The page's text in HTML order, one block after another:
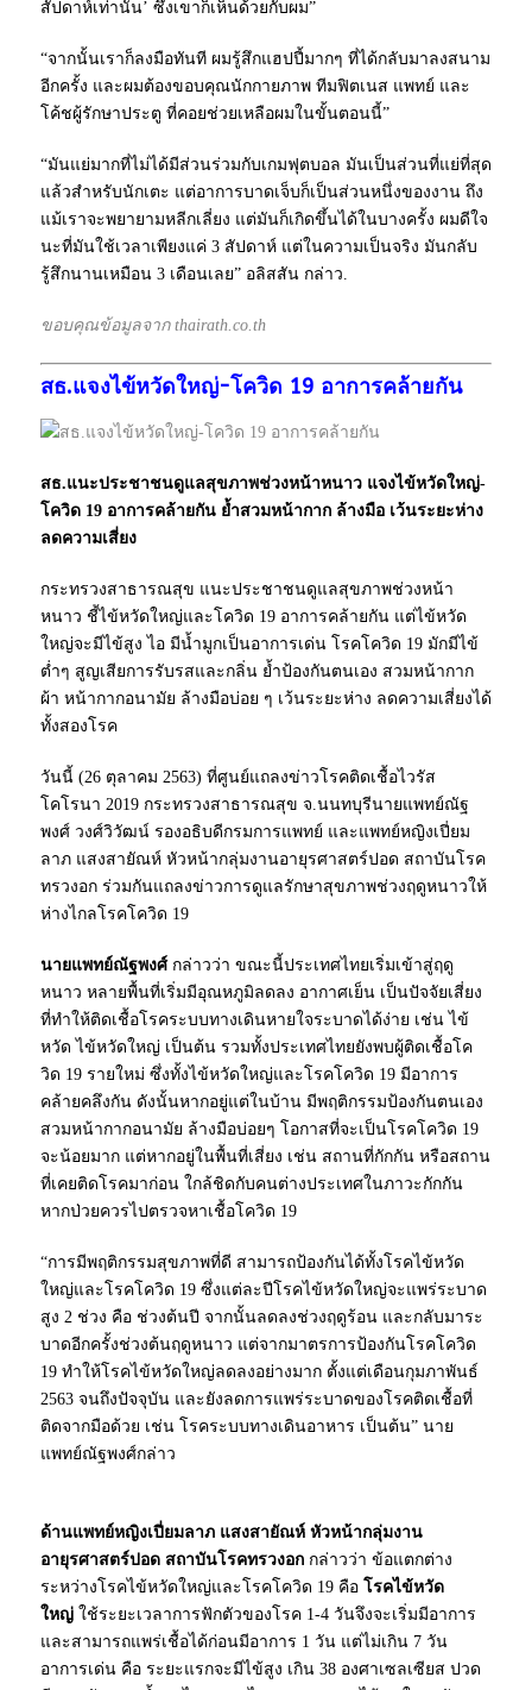
สัปดาห์เท่านั้น’ ซึ่งเขาก็เห็นด้วยกับผม”
“จากนั้นเราก็ลงมือทันที ผมรู้สึกแฮปปี้มากๆ ที่ได้กลับมาลงสนาม
อีกครั้ง และผมต้องขอบคุณนักกายภาพ ทีมฟิตเนส แพทย์ และ
โค้ชผู้รักษาประตู ที่คอยช่วยเหลือผมในขั้นตอนนี้”
“มันแย่มากที่ไม่ได้มีส่วนร่วมกับเกมฟุตบอล มันเป็นส่วนที่แย่ที่สุด
แล้วสำหรับนักเตะ แต่อาการบาดเจ็บก็เป็นส่วนหนึ่งของงาน ถึง
แม้เราจะพยายามหลีกเลี่ยง แต่มันก็เกิดขึ้นได้ในบางครั้ง ผมดีใจ
นะที่มันใช้เวลาเพียงแค่ 3 สัปดาห์ แต่ในความเป็นจริง มันกลับ
รู้สึกนานเหมือน 3 เดือนเลย” อลิสสัน กล่าว.
ขอบคุณข้อมูลจาก thairath.co.th
สธ.แจงไข้หวัดใหญ่-โควิด 19 อาการคล้ายกัน
สธ.แนะประชาชนดูแลสุขภาพช่วงหน้าหนาว แจงไข้หวัดใหญ่-
โควิด 19 อาการคล้ายกัน ย้ำสวมหน้ากาก ล้างมือ เว้นระยะห่าง
ลดความเสี่ยง
กระทรวงสาธารณสุข แนะประชาชนดูแลสุขภาพช่วงหน้า
หนาว ชี้ไข้หวัดใหญ่และโควิด 19 อาการคล้ายกัน แต่ไข้หวัด
ใหญ่จะมีไข้สูง ไอ มีน้ำมูกเป็นอาการเด่น โรคโควิด 19 มักมีไข้
ต่ำๆ สูญเสียการรับรสและกลิ่น ย้ำป้องกันตนเอง สวมหน้ากาก
ผ้า หน้ากากอนามัย ล้างมือบ่อย ๆ เว้นระยะห่าง ลดความเสี่ยงได้
ทั้งสองโรค
วันนี้ (26 ตุลาคม 2563) ที่ศูนย์แถลงข่าวโรคติดเชื้อไวรัส
โคโรนา 2019 กระทรวงสาธารณสุข จ.นนทบุรีนายแพทย์ณัฐ
พงศ์ วงศ์วิวัฒน์ รองอธิบดีกรมการแพทย์ และแพทย์หญิงเปี่ยม
ลาภ แสงสายัณห์ หัวหน้ากลุ่มงานอายุรศาสตร์ปอด สถาบันโรค
ทรวงอก ร่วมกันแถลงข่าวการดูแลรักษาสุขภาพช่วงฤดูหนาวให้
ห่างไกลโรคโควิด 19
นายแพทย์ณัฐพงศ์ กล่าวว่า ขณะนี้ประเทศไทยเริ่มเข้าสู่ฤดู
หนาว หลายพื้นที่เริ่มมีอุณหภูมิลดลง อากาศเย็น เป็นปัจจัยเสี่ยง
ที่ทำให้ติดเชื้อโรคระบบทางเดินหายใจระบาดได้ง่าย เช่น ไข้
หวัด ไข้หวัดใหญ่ เป็นต้น รวมทั้งประเทศไทยยังพบผู้ติดเชื้อโค
วิด 19 รายใหม่ ซึ่งทั้งไข้หวัดใหญ่และโรคโควิด 19 มีอาการ
คล้ายคลึงกัน ดังนั้นหากอยู่แต่ในบ้าน มีพฤติกรรมป้องกันตนเอง
สวมหน้ากากอนามัย ล้างมือบ่อยๆ โอกาสที่จะเป็นโรคโควิด 19
จะน้อยมาก แต่หากอยู่ในพื้นที่เสี่ยง เช่น สถานที่กักกัน หรือสถาน
ที่เคยติดโรคมาก่อน ใกล้ชิดกับคนต่างประเทศในภาวะกักกัน
หากป่วยควรไปตรวจหาเชื้อโควิด 19
“การมีพฤติกรรมสุขภาพที่ดี สามารถป้องกันได้ทั้งโรคไข้หวัด
ใหญ่และโรคโควิด 19 ซึ่งแต่ละปีโรคไข้หวัดใหญ่จะแพร่ระบาด
สูง 2 ช่วง คือ ช่วงต้นปี จากนั้นลดลงช่วงฤดูร้อน และกลับมาระ
บาดอีกครั้งช่วงต้นฤดูหนาว แต่จากมาตรการป้องกันโรคโควิด
19 ทำให้โรคไข้หวัดใหญ่ลดลงอย่างมาก ตั้งแต่เดือนกุมภาพันธ์
2563 จนถึงปัจจุบัน และยังลดการแพร่ระบาดของโรคติดเชื้อที่
ติดจากมือด้วย เช่น โรคระบบทางเดินอาหาร เป็นต้น” นาย
แพทย์ณัฐพงศ์กล่าว
ด้านแพทย์หญิงเปี่ยมลาภ แสงสายัณห์ หัวหน้ากลุ่มงาน
อายุรศาสตร์ปอด สถาบันโรคทรวงอก กล่าวว่า ข้อแตกต่าง
ระหว่างโรคไข้หวัดใหญ่และโรคโควิด 19 คือ โรคไข้หวัด
ใหญ่ ใช้ระยะเวลาการฟักตัวของโรค 1-4 วันจึงจะเริ่มมีอาการ
และสามารถแพร่เชื้อได้ก่อนมีอาการ 1 วัน แต่ไม่เกิน 7 วัน
อาการเด่น คือ ระยะแรกจะมีไข้สูง เกิน 38 องศาเซลเซียส ปวด